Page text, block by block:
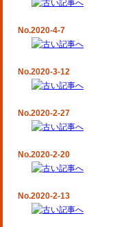
No.2020-4-7
No.2020-3-12
No.2020-2-27
No.2020-2-20
No.2020-2-13